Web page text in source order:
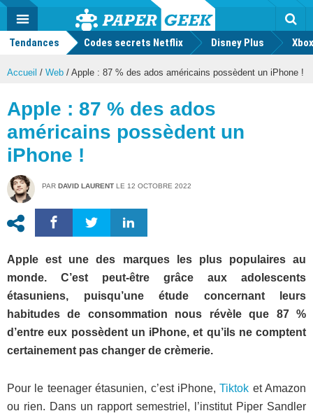
Actu
geek
MENU
Tendances Codes secrets Netflix Disney Plus
Accueil / Web / Apple : 87 % des ados américains possèdent un iPhone !
Apple : 87 % des ados
américains possèdent un
iPhone !
PAR DAVID LAURENT LE 12 OCTOBRE 2022
Apple est une des marques les plus populaires au
monde. C’est peut-être grâce aux adolescents
étasuniens, puisqu’une étude concernant leurs
habitudes de consommation nous révèle que 87 %
d’entre eux possèdent un iPhone, et qu’ils ne comptent
certainement pas changer de crèmerie.
Pour le teenager étasunien, c’est iPhone,Tiktok et Amazon
ou rien. Dans un rapport semestriel, l’institut Piper Sandler
Mode
FacebookTwitter Youtube